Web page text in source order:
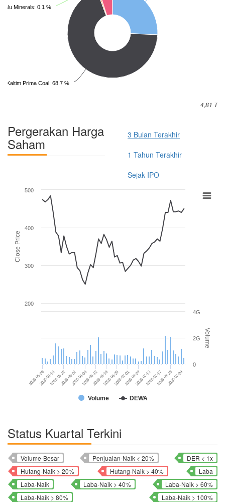
Kaltim Prima Coal: 68.7 %
Palu Minerals: 0.1 %
4,81 T
Pergerakan Harga
Saham
3 Bulan Terakhir
1 Tahun Terakhir
Sejak IPO
Close Price
Volume
Volume DEWA
2026-05-08 2026-06-02 2026-06-19 2026-07-07 2026-07-23
2026-05-182026-05-22 2026-06-082026-06-12 2026-06-252026-07-01 2026-07-132026-07-17 2026-07-29
200
300
400
500
0
2G
4G
Status Kuartal Terkini
Volume-Besar Penjualan-Naik < 20%
DER < 1x
Hutang-Naik > 20%
Hutang-Naik > 40%
Laba
Laba-Naik
Laba-Naik > 40%
Laba-Naik > 60%
Laba-Naik > 80%
Laba-Naik > 100%